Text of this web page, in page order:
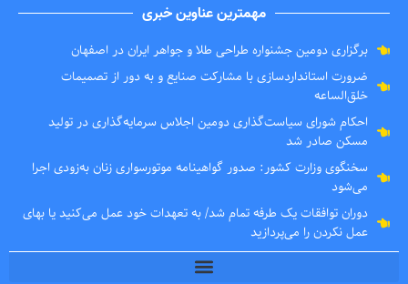
مهمترین عناوین خبری
برگزاری دومین جشنواره طراحی طلا و جواهر ایران در اصفهان
ضرورت استانداردسازی با مشارکت صنایع و به دور از تصمیمات
خلق‌الساعه
احکام شورای سیاست‌گذاری دومین اجلاس سرمایه‌گذاری در تولید
مسکن صادر شد
سخنگوی وزارت کشور: صدور گواهینامه موتورسواری زنان به‌زودی اجرا
می‌شود
دوران توافقات یک طرفه تمام شد/ به تعهدات خود عمل می‌کنید یا بهای
عمل نکردن را می‌پردازید